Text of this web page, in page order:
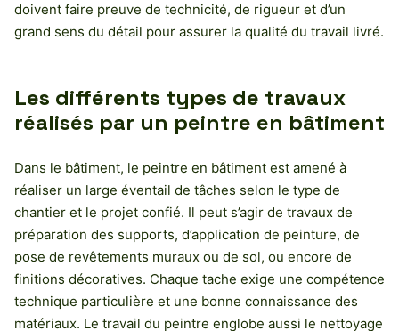
doivent faire preuve de technicité, de rigueur et d’un
grand sens du détail pour assurer la qualité du travail livré.
Les différents types de travaux
réalisés par un peintre en bâtiment
Dans le bâtiment, le peintre en bâtiment est amené à
réaliser un large éventail de tâches selon le type de
chantier et le projet confié. Il peut s’agir de travaux de
préparation des supports, d’application de peinture, de
pose de revêtements muraux ou de sol, ou encore de
finitions décoratives. Chaque tache exige une compétence
technique particulière et une bonne connaissance des
matériaux. Le travail du peintre englobe aussi le nettoyage